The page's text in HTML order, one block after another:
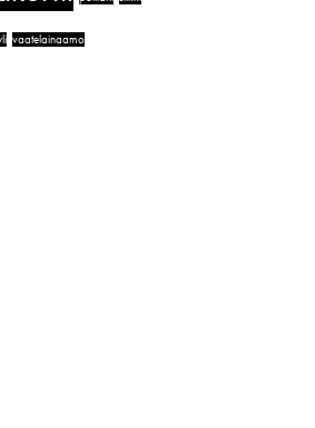
vaatelainaamo